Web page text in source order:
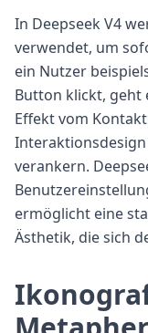
In Deepseek V4
verwendet, um
ein Nutzer
Button klickt, geht
Effekt vom
verankern.
ermöglicht eine
Ästhetik, die sich